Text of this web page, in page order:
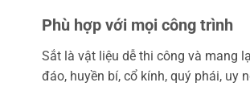
Phù hợp với mọi công trình
Sắt là vật liệu dễ thi công và mang
đáo, huyền bí, cổ kính, quý phái, uy